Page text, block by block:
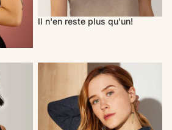
Il n'en reste plus qu'un!
Cherry Bobin